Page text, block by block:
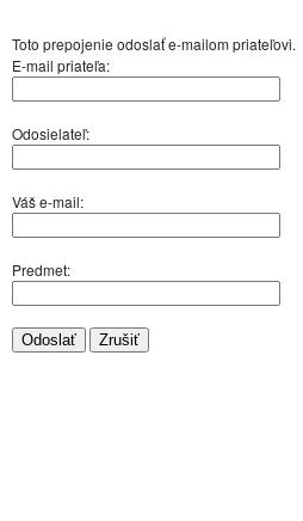
Toto prepojenie odoslať e-mailom priateľovi.
E-mail priateľa:
Odosielateľ:
Váš e-mail:
Predmet:
Odoslať Zrušiť